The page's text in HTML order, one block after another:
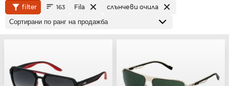
filter 163 Fila слънчеви очила